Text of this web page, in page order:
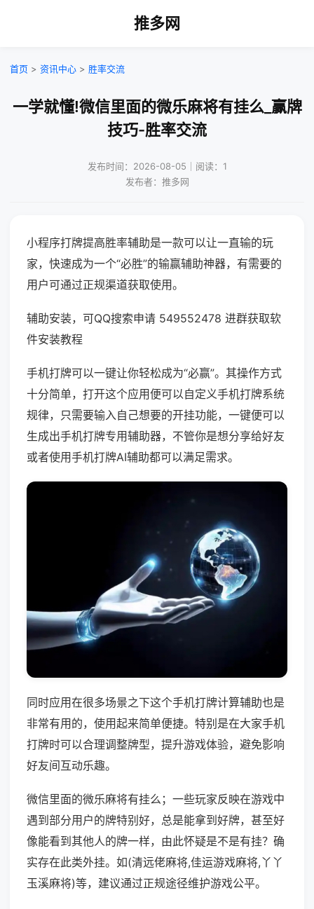
推多网
首页 > 资讯中心 > 胜率交流
一学就懂!微信里面的微乐麻将有挂么_赢牌
技巧-胜率交流
发布时间：2026-08-05｜阅读：1
发布者：推多网
小程序打牌提高胜率辅助是一款可以让一直输的玩
家，快速成为一个“必胜”的输赢辅助神器，有需要的
用户可通过正规渠道获取使用。
辅助安装，可QQ搜索申请 549552478 进群获取软
件安装教程
手机打牌可以一键让你轻松成为“必赢”。其操作方式
十分简单，打开这个应用便可以自定义手机打牌系统
规律，只需要输入自己想要的开挂功能，一键便可以
生成出手机打牌专用辅助器，不管你是想分享给好友
或者使用手机打牌AI辅助都可以满足需求。
同时应用在很多场景之下这个手机打牌计算辅助也是
非常有用的，使用起来简单便捷。特别是在大家手机
打牌时可以合理调整牌型，提升游戏体验，避免影响
好友间互动乐趣。
微信里面的微乐麻将有挂么；一些玩家反映在游戏中
遇到部分用户的牌特别好，总是能拿到好牌，甚至好
像能看到其他人的牌一样，由此怀疑是不是有挂？确
实存在此类外挂。如(清远佬麻将,佳运游戏麻将,丫丫
玉溪麻将)等，建议通过正规途径维护游戏公平。